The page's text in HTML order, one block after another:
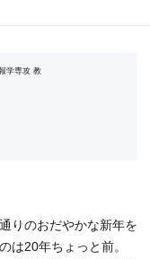
学専攻 教
りのおだやかな新年を
は20年ちょっと前。